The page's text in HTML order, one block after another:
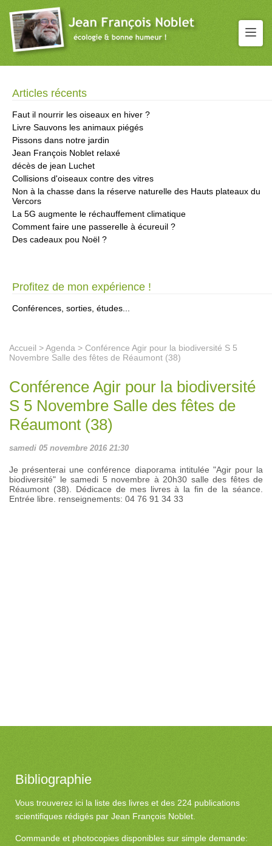
Articles récents
Faut il nourrir les oiseaux en hiver ?
Livre Sauvons les animaux piégés
Pissons dans notre jardin
Jean François Noblet relaxé
décès de jean Luchet
Collisions d'oiseaux contre des vitres
Non à la chasse dans la réserve naturelle des Hauts plateaux du
Vercors
La 5G augmente le réchauffement climatique
Comment faire une passerelle à écureuil ?
Des cadeaux pou Noël ?
Profitez de mon expérience !
Conférences, sorties, études...
Accueil >Agenda > Conférence Agir pour la biodiversité S 5
Novembre Salle des fêtes de Réaumont (38)
Conférence Agir pour la biodiversité
S 5 Novembre Salle des fêtes de
Réaumont (38)
samedi 05 novembre 2016 21:30
Je présenterai une conférence diaporama intitulée "Agir pour la
biodiversité" le samedi 5 novembre à 20h30 salle des fêtes de
Réaumont (38). Dédicace de mes livres à la fin de la séance.
Entrée libre. renseignements: 04 76 91 34 33
Bibliographie
Vous trouverez ici la liste des livres et des 224 publications
scientifiques rédigés par Jean François Noblet.
Commande et photocopies disponibles sur simple demande: